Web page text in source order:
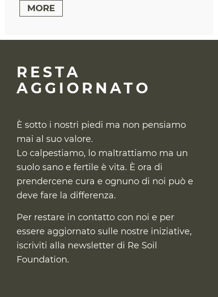
MORE
RESTA
AGGIORNATO
È sotto i nostri piedi ma non pensiamo
mai al suo valore.
Lo calpestiamo, lo maltrattiamo ma un
suolo sano e fertile è vita. È ora di
prendercene cura e ognuno di noi può e
deve fare la differenza.
Per restare in contatto con noi e per
essere aggiornato sulle nostre iniziative,
iscriviti alla newsletter di Re Soil
Foundation.